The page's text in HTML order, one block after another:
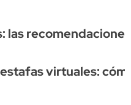
las
virtuales: